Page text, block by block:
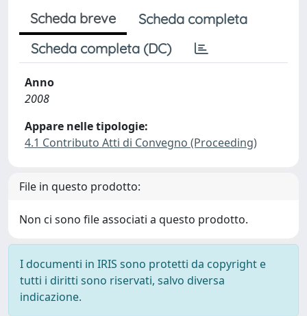
Scheda breve
Scheda completa
Scheda completa (DC)
Anno
2008
Appare nelle tipologie:
4.1 Contributo Atti di Convegno (Proceeding)
File in questo prodotto:
Non ci sono file associati a questo prodotto.
I documenti in IRIS sono protetti da copyright e
tutti i diritti sono riservati, salvo diversa
indicazione.